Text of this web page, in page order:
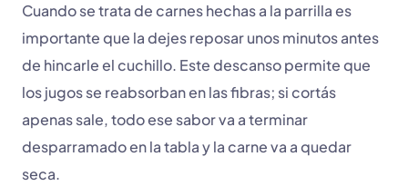
Cuando se trata de carnes hechas a la parrilla es
importante que la dejes reposar unos minutos antes
de hincarle el cuchillo. Este descanso permite que
los jugos se reabsorban en las fibras; si cortás
apenas sale, todo ese sabor va a terminar
desparramado en la tabla y la carne va a quedar
seca.